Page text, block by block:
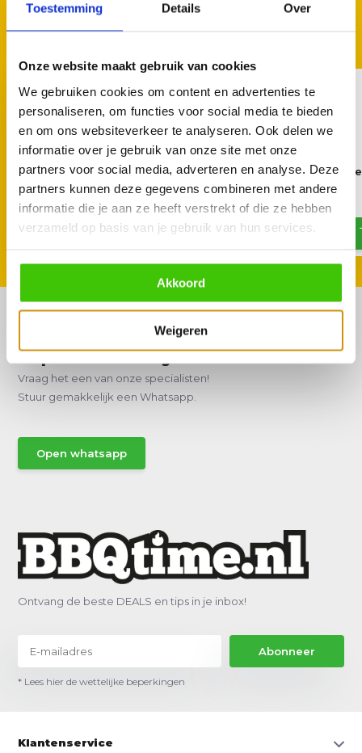
Toestemming Details Over
Onze website maakt gebruik van cookies
We gebruiken cookies om content en advertenties te
personaliseren, om functies voor social media te bieden
en om ons websiteverkeer te analyseren. Ook delen we
informatie over je gebruik van onze site met onze
partners voor social media, adverteren en analyse. Deze
partners kunnen deze gegevens combineren met andere
informatie die je aan ze heeft verstrekt of die ze hebben
verzameld op basis van je gebruik van hun services.
Akkoord
Weigeren
GOED TE COMBINEREN
Met deze accessoires
Joe's BBQ Zwenkarm voor
Smoker en Firepit
44,90
Smokin’ Flavours
spareribs rek
20,95
Vraag het een van onze specialisten!
Stuur gemakkelijk een Whatsapp.
Open whatsapp
Ontvang de beste DEALS en tips in je inbox!
Abonneer
* Lees hier de wettelijke beperkingen
Klantenservice